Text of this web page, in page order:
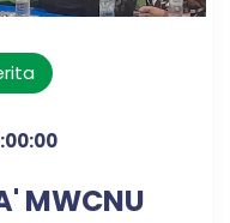
MWCNU